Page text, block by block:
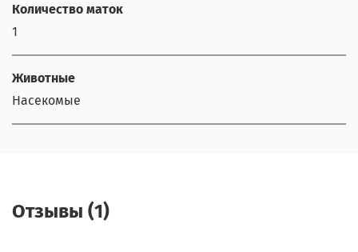
Количество маток
1
Животные
Насекомые
Отзывы (1)